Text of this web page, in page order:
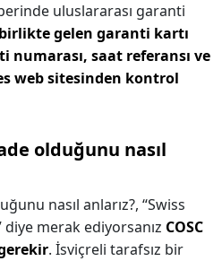
uluslararası garanti
gelen garanti kartı
numarası, saat referansı ve
web sitesinden kontrol
olduğunu nasıl
nasıl anlarız?, “Swiss
diye merak ediyorsanız COSC
. İsviçreli tarafsız bir